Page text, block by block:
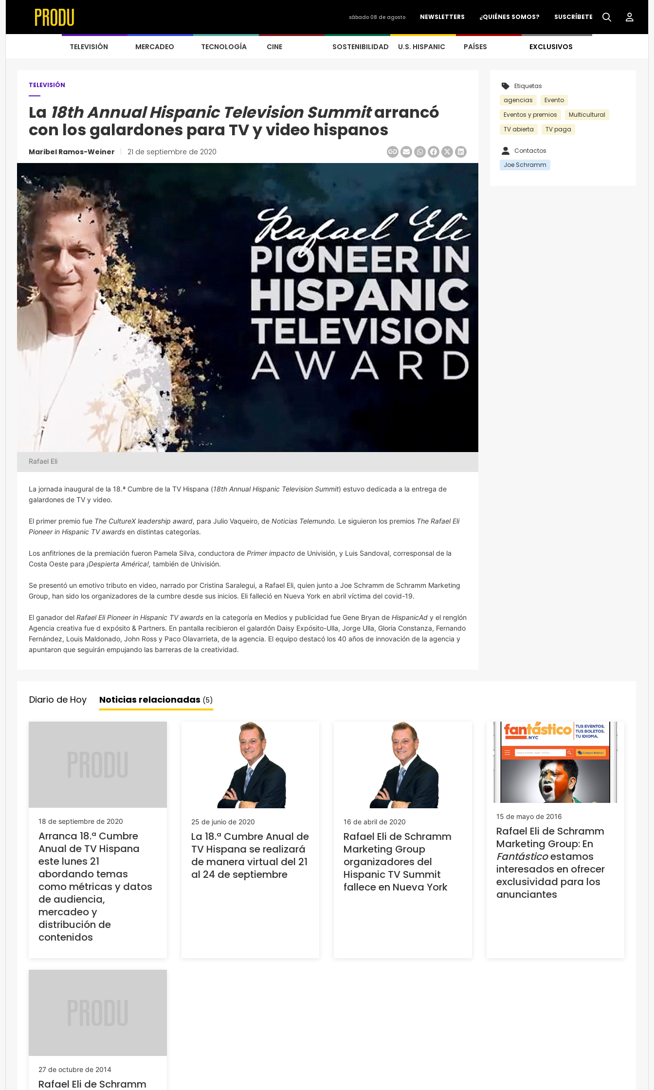
SUSCRÍBETE
¿QUIÉNES SOMOS?
NEWSLETTERS
sábado 08 de agosto
TELEVISIÓN MERCADEO TECNOLOGÍA CINE SOSTENIBILIDAD U.S. HISPANIC PAÍSES EXCLUSIVOS
TELEVISIÓN
La 18th Annual Hispanic Television Summitarrancó
con los galardones para TV y video hispanos
Maribel Ramos-Weiner 21 de septiembre de 2020
Rafael Eli
La jornada inaugural de la 18.ª Cumbre de la TV Hispana (18th Annual Hispanic Television Summit) estuvo dedicada a la entrega de
galardones de TV y video.
El primer premio fue The CultureX leadership award, para Julio Vaqueiro, de Noticias Telemundo. Le siguieron los premios The Rafael Eli
Pioneer in Hispanic TV awards en distintas categorías.
Los anfitriones de la premiación fueron Pamela Silva, conductora de Primer impacto de Univisión, y Luis Sandoval, corresponsal de la
Costa Oeste para ¡Despierta América!, también de Univisión.
Se presentó un emotivo tributo en video, narrado por Cristina Saralegui, a Rafael Eli, quien junto a Joe Schramm de Schramm Marketing
Group, han sido los organizadores de la cumbre desde sus inicios. Eli falleció en Nueva York en abril víctima del covid-19.
El ganador del Rafael Eli Pioneer in Hispanic TV awards en la categoría en Medios y publicidad fue Gene Bryan de HispanicAd y el renglón
Agencia creativa fue d expósito & Partners. En pantalla recibieron el galardón Daisy Expósito-Ulla, Jorge Ulla, Gloria Constanza, Fernando
Fernández, Louis Maldonado, John Ross y Paco Olavarrieta, de la agencia. El equipo destacó los 40 años de innovación de la agencia y
apuntaron que seguirán empujando las barreras de la creatividad.
Etiquetas
agencias
Evento
Eventos y premios
Multicultural
TV abierta
TV paga
Contactos
Joe Schramm
Diario de Hoy Noticias relacionadas (5)
18 de septiembre de 2020
Arranca 18.ª Cumbre
Anual de TV Hispana
este lunes 21
abordando temas
como métricas y datos
de audiencia,
mercadeo y
distribución de
contenidos
25 de junio de 2020
La 18.ª Cumbre Anual de
TV Hispana se realizará
de manera virtual del 21
al 24 de septiembre
16 de abril de 2020
Rafael Eli de Schramm
Marketing Group
organizadores del
Hispanic TV Summit
fallece en Nueva York
15 de mayo de 2016
Rafael Eli de Schramm
Marketing Group: En
Fantásticoestamos
interesados en ofrecer
exclusividad para los
anunciantes
27 de octubre de 2014
Rafael Eli de Schramm